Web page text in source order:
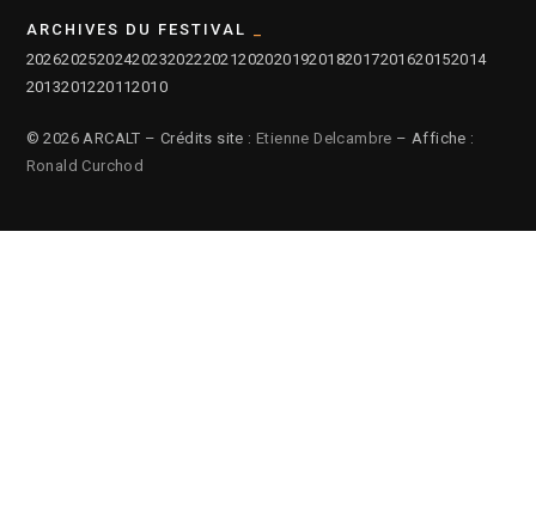
ARCHIVES DU FESTIVAL
2026202520242023202220212020201920182017201620152014
2013201220112010
© 2026 ARCALT – Crédits site : Etienne Delcambre – Affiche :
Ronald Curchod